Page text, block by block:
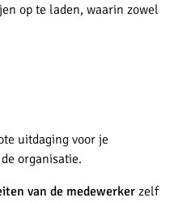
op te laden, waarin zowel
uitdaging voor je
organisatie.
van de medewerker zelf